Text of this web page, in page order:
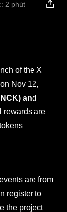
2 phút
of the X
Nov 12,
and
rewards are
are from
register to
the project